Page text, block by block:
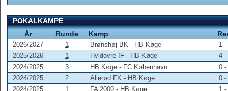
POKALKAMPE
År
Runde Kamp
2026/2027 1 Brønshøj BK - HB Køge
1 -
2025/2026
1 Hvidovre IF - HB Køge
4 -
2024/2025
3 HB Køge - FC København
0 -
2024/2025
2 Allerød FK - HB Køge
0 -
2024/2025
1 FA 2000 - HB Køge
1 -